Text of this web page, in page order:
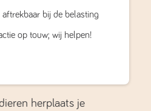
bij de belasting
op touw; wij helpen!
herplaats je